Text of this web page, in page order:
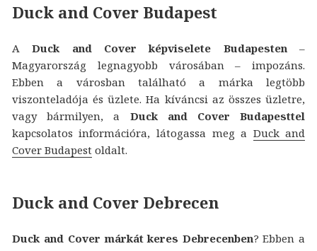
Duck and Cover Budapest
ADuck and Cover képviselete Budapesten –
Magyarország legnagyobb városában – impozáns.
Ebben a városban található a márka legtöbb
viszonteladója és üzlete. Ha kíváncsi az összes üzletre,
vagy bármilyen, a Duck and Cover Budapesttel
kapcsolatos információra, látogassa meg a Duck and
Cover Budapest oldalt.
Duck and Cover Debrecen
Duck and Cover márkát keres Debrecenben? Ebben a